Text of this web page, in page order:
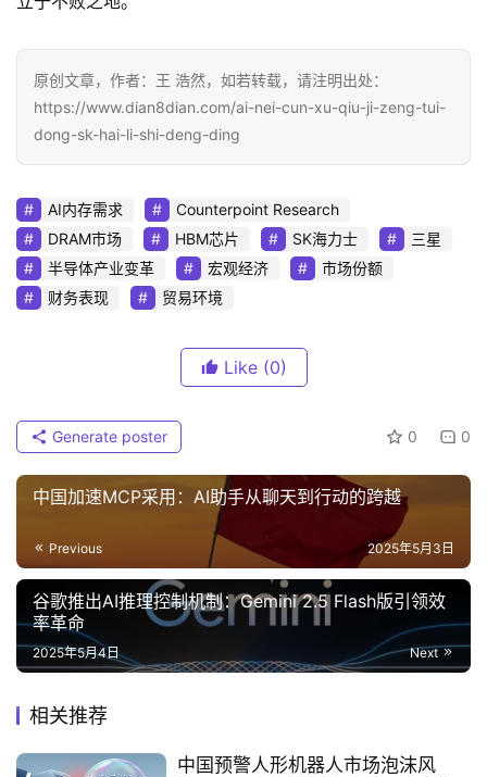
原创文章，作者：王 浩然，如若转载，请注明出处：
https://www.dian8dian.com/ai-nei-cun-xu-qiu-ji-zeng-tui-
dong-sk-hai-li-shi-deng-ding
AI内存需求
Counterpoint Research
DRAM市场
HBM芯片 SK海力士
三星
半导体产业变革
宏观经济
市场份额
财务表现
贸易环境
Like (0)
0 0
Generate poster
中国加速MCP采用：AI助手从聊天到行动的跨越
Previous 2025年5月3日
谷歌推出AI推理控制机制：Gemini 2.5 Flash版引领效
率革命
Next
2025年5月4日
相关推荐
中国预警人形机器人市场泡沫风